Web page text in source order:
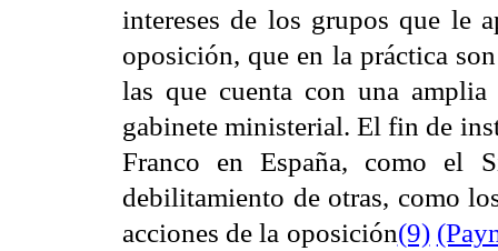
intereses de los grupos que le
oposición, que en la práctica
las que cuenta con una
gabinete ministerial. El fin de
Franco en España, como el
debilitamiento de otras, como
acciones de la oposición(9)